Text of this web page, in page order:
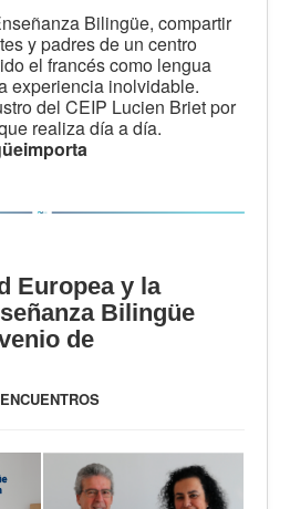
Bilingüe, compartir
y padres de un centro
el francés como lengua
experiencia inolvidable.
del CEIP Lucien Briet por
realiza día a día.
Europea y la
Bilingüe
de
ENCUENTROS